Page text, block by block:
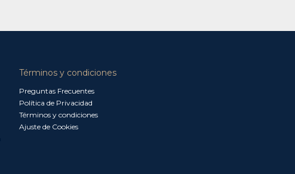
Términos y condiciones
Preguntas Frecuentes
Política de Privacidad
Términos y condiciones
Ajuste de Cookies